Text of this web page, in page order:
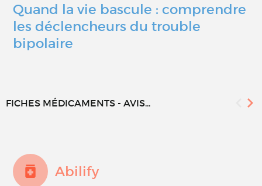
Quand la vie bascule : comprendre
les déclencheurs du trouble
bipolaire
FICHES MÉDICAMENTS - AVIS...
Abilify